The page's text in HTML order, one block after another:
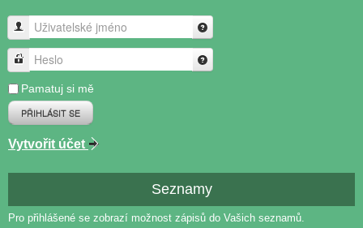
Uživatelské jméno
Heslo
Pamatuj si mě
PŘIHLÁSIT SE
Vytvořit účet
Seznamy
Pro přihlášené se zobrazí možnost zápisů do Vašich seznamů.